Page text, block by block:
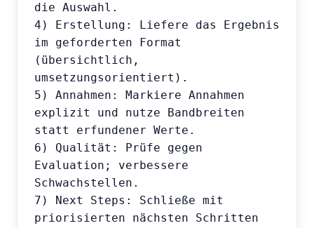
die Auswahl.
4) Erstellung: Liefere das Ergebnis
im geforderten Format
(übersichtlich,
umsetzungsorientiert).
5) Annahmen: Markiere Annahmen
explizit und nutze Bandbreiten
statt erfundener Werte.
6) Qualität: Prüfe gegen
Evaluation; verbessere
Schwachstellen.
7) Next Steps: Schließe mit
priorisierten nächsten Schritten